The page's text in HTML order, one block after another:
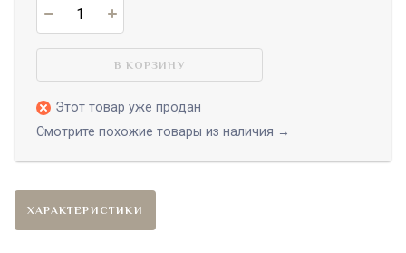
В КОРЗИНУ
Этот товар уже продан
Смотрите похожие товары из наличия →
ХАРАКТЕРИСТИКИ